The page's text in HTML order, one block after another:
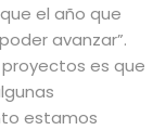
el año que
avanzar”.
es que
estamos